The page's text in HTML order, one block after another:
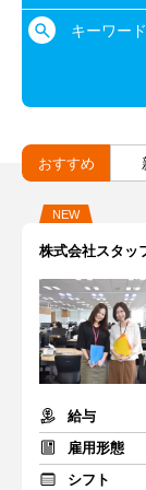
キーワード
おすすめ
NEW
株式会社スタッ
給与
雇用形態
シフト